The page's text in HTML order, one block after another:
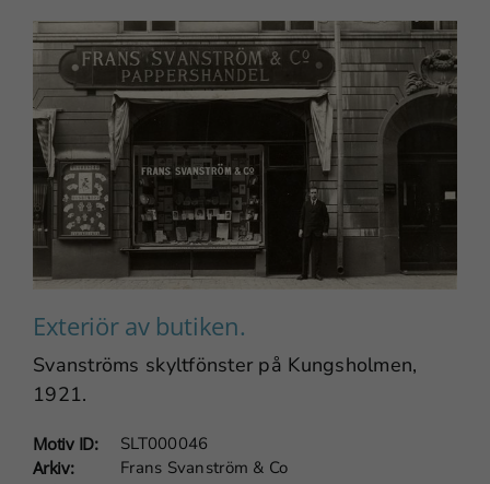
Exteriör av butiken.
Svanströms skyltfönster på Kungsholmen,
1921.
Motiv ID:
SLT000046
Arkiv:
Frans Svanström & Co
Nödvändiga
Dessa
cookies går
inte att välja
bort. De
behövs för
webbplatsen
fungera.
För att vi ska